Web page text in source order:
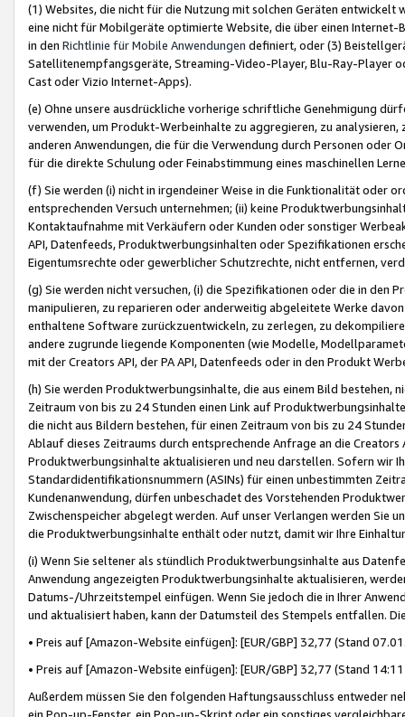
(1) Websites, die nicht für die Nutzung mit solchen Geräten
eine nicht für Mobilgeräte optimierte Website, die über einen
in den Richtlinie für Mobile Anwendungen definiert, oder (3)
Satellitenempfangsgeräte, Streaming-Video-Player, Blu-Ray-Player
Cast oder Vizio Internet-Apps).
(e) Ohne unsere ausdrückliche vorherige schriftliche Genehmigung
verwenden, um Produkt-Werbeinhalte zu aggregieren, zu
anderen Anwendungen, die für die Verwendung durch Personen
für die direkte Schulung oder Feinabstimmung eines maschinellen
(f) Sie werden (i) nicht in irgendeiner Weise in die Funktionalität oder
entsprechenden Versuch unternehmen; (ii) keine
Kontaktaufnahme mit Verkäufern oder Kunden oder sonstiger
API, Datenfeeds, Produktwerbungsinhalten oder Spezifikationen
Eigentumsrechte oder gewerblicher Schutzrechte, nicht entfernen,
(g) Sie werden nicht versuchen, (i) die Spezifikationen oder die in
manipulieren, zu reparieren oder anderweitig abgeleitete Werke
enthaltene Software zurückzuentwickeln, zu zerlegen, zu
andere zugrunde liegende Komponenten (wie Modelle,
mit der Creators API, der PA API, Datenfeeds oder in den Produkt
(h) Sie werden Produktwerbungsinhalte, die aus einem Bild bestehen,
Zeitraum von bis zu 24 Stunden einen Link auf
die nicht aus Bildern bestehen, für einen Zeitraum von bis zu 24
Ablauf dieses Zeitraums durch entsprechende Anfrage an die
Produktwerbungsinhalte aktualisieren und neu darstellen. Sofern wir
Standardidentifikationsnummern (ASINs) für einen unbestimmten
Kundenanwendung, dürfen unbeschadet des Vorstehenden
Zwischenspeicher abgelegt werden. Auf unser Verlangen werden Sie
die Produktwerbungsinhalte enthält oder nutzt, damit wir Ihre
(i) Wenn Sie seltener als stündlich Produktwerbungsinhalte aus
Anwendung angezeigten Produktwerbungsinhalte aktualisieren,
Datums-/Uhrzeitstempel einfügen. Wenn Sie jedoch die in Ihrer
und aktualisiert haben, kann der Datumsteil des Stempels entfallen.
• Preis auf [Amazon-Website einfügen]: [EUR/GBP] 32,77 (Stand
• Preis auf [Amazon-Website einfügen]: [EUR/GBP] 32,77 (Stand
Außerdem müssen Sie den folgenden Haftungsausschluss entweder
ein Pop-up-Fenster, ein Pop-up-Skript oder ein sonstiges